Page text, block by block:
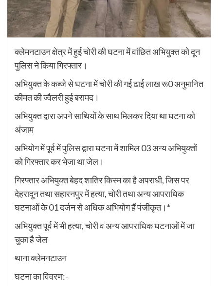
क्लेमनटाउन क्षेत्र में हुई चोरी की घटना में वांछित अभियुक्त को दून
पुलिस ने किया गिरफ्तार।
अभियुक्त के कब्जे से घटना में चोरी की गई ढाई लाख रू0 अनुमानित
कीमत की ज्वैलरी हुई बरामद।
अभियुक्त द्वारा अपने साथियों के साथ मिलकर दिया था घटना को
अंजाम
अभियोग में पूर्व में पुलिस द्वारा घटना में शामिल 03 अन्य अभियुक्तों
को गिरफ्तार कर भेजा था जेल।
गिरफ्तार अभियुक्त बेहद शातिर किस्म का है अपराधी, जिस पर
देहरादून तथा सहारनपुर में हत्या, चोरी तथा अन्य आपराधिक
घटनाओं के 01 दर्जन से अधिक अभियोग हैं पंजीकृत।*
अभियुक्त पूर्व में भी हत्या, चोरी व अन्य आपराधिक घटनाओं में जा
चुका है जेल
थाना क्लेमनटाउन
घटना का विवरण:-